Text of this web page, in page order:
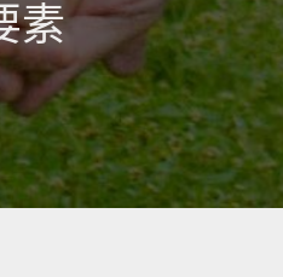
素